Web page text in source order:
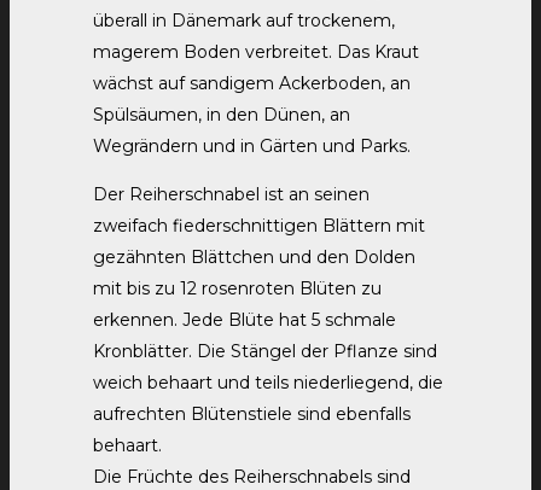
überall in Dänemark auf trockenem,
magerem Boden verbreitet. Das Kraut
wächst auf sandigem Ackerboden, an
Spülsäumen, in den Dünen, an
Wegrändern und in Gärten und Parks.
Der Reiherschnabel ist an seinen
zweifach fiederschnittigen Blättern mit
gezähnten Blättchen und den Dolden
mit bis zu 12 rosenroten Blüten zu
erkennen. Jede Blüte hat 5 schmale
Kronblätter. Die Stängel der Pflanze sind
weich behaart und teils niederliegend, die
aufrechten Blütenstiele sind ebenfalls
behaart.
Die Früchte des Reiherschnabels sind